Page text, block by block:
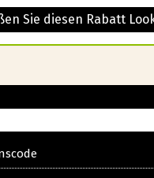
Sie diesen Rabatt